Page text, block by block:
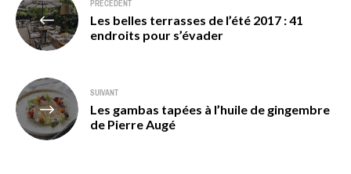
de
l’article
PRÉCÉDENT
Les belles terrasses de l’été 2017 : 41
endroits pour s’évader
SUIVANT
Les gambas tapées à l’huile de gingembre
de Pierre Augé